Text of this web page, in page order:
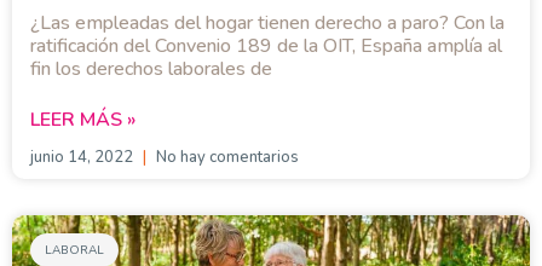
¿Las empleadas del hogar tienen derecho a paro? Con la
ratificación del Convenio 189 de la OIT, España amplía al
fin los derechos laborales de
LEER MÁS »
junio 14, 2022 No hay comentarios
LABORAL